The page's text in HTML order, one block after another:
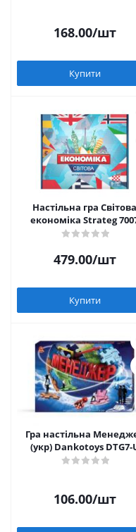
168.00/шт
Купити
Настільна гра Світова
економіка Strateg
479.00/шт
Купити
Гра настільна
(укр) Dankotoys DTG7-
106.00/шт